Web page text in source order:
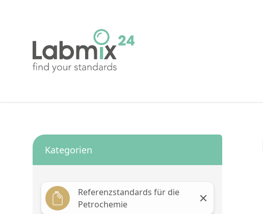
Kategorien
Referenzstandards für die
Petrochemie